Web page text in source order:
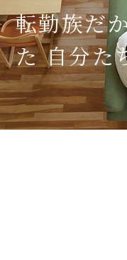
転勤族だ
た 自分た